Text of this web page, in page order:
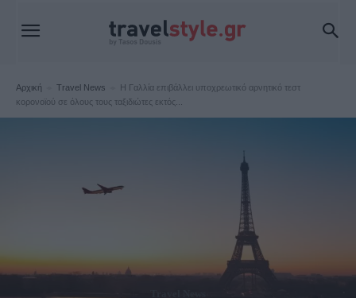
Αρχική Travel News
Η Γαλλία επιβάλλει υποχρεωτικό αρνητικό τεστ
κορονοϊού σε όλους τους ταξιδιώτες εκτός...